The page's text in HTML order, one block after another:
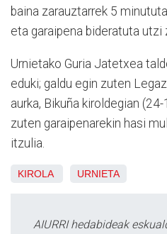
baina zarauztarrek 5
eta garaipena bideratuta utzi
Urnietako Guria Jatetxea
eduki; galdu egin zuten
aurka, Bikuña kiroldegian
zuten garaipenarekin hasi
itzulia.
KIROLA URNIETA
AIURRI hedabideak